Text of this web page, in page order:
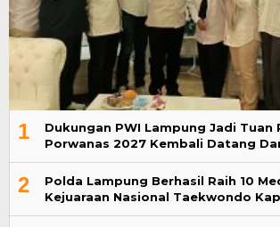
1
Dukungan PWI Lampung Jadi Tuan
Porwanas 2027 Kembali Datang
2
Polda Lampung Berhasil Raih 10
Kejuaraan Nasional Taekwondo